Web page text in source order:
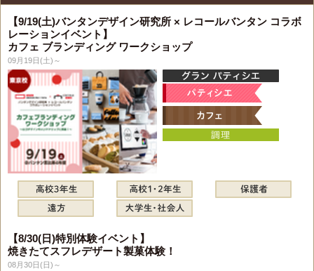
【9/19(土)バンタンデザイン研究所 × レコールバンタン コラボ
レーションイベント】
カフェ ブランディング ワークショップ
09月19日(土)～
【8/30(日)特別体験イベント】
焼きたてスフレデザート製菓体験！
08月30日(日)～